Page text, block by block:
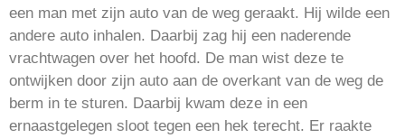
een man met zijn auto van de weg geraakt. Hij wilde een
andere auto inhalen. Daarbij zag hij een naderende
vrachtwagen over het hoofd. De man wist deze te
ontwijken door zijn auto aan de overkant van de weg de
berm in te sturen. Daarbij kwam deze in een
ernaastgelegen sloot tegen een hek terecht. Er raakte